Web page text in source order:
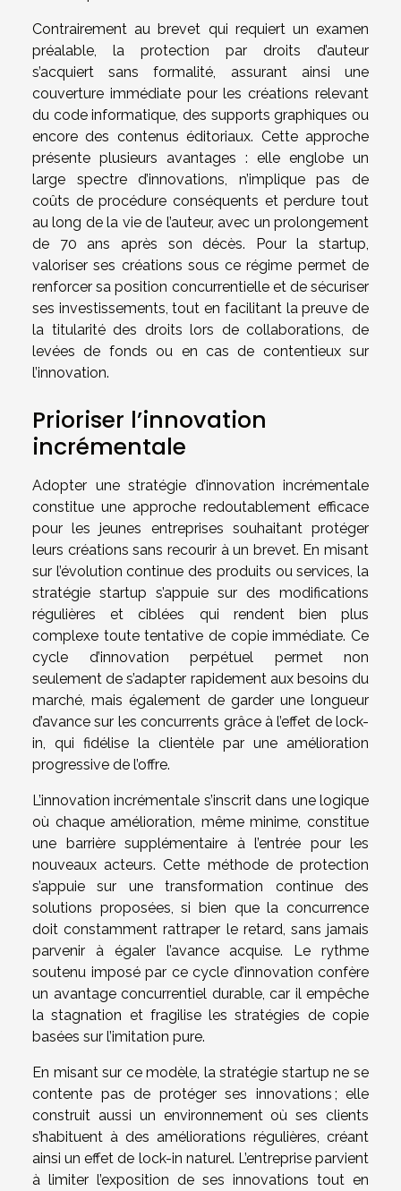
Contrairement au brevet qui requiert un examen
préalable, la protection par droits d’auteur
s’acquiert sans formalité, assurant ainsi une
couverture immédiate pour les créations relevant
du code informatique, des supports graphiques ou
encore des contenus éditoriaux. Cette approche
présente plusieurs avantages : elle englobe un
large spectre d’innovations, n’implique pas de
coûts de procédure conséquents et perdure tout
au long de la vie de l’auteur, avec un prolongement
de 70 ans après son décès. Pour la startup,
valoriser ses créations sous ce régime permet de
renforcer sa position concurrentielle et de sécuriser
ses investissements, tout en facilitant la preuve de
la titularité des droits lors de collaborations, de
levées de fonds ou en cas de contentieux sur
l’innovation.
Prioriser l’innovation
incrémentale
Adopter une stratégie d’innovation incrémentale
constitue une approche redoutablement efficace
pour les jeunes entreprises souhaitant protéger
leurs créations sans recourir à un brevet. En misant
sur l’évolution continue des produits ou services, la
stratégie startup s’appuie sur des modifications
régulières et ciblées qui rendent bien plus
complexe toute tentative de copie immédiate. Ce
cycle d’innovation perpétuel permet non
seulement de s’adapter rapidement aux besoins du
marché, mais également de garder une longueur
d’avance sur les concurrents grâce à l’effet de lock-
in, qui fidélise la clientèle par une amélioration
progressive de l’offre.
L’innovation incrémentale s’inscrit dans une logique
où chaque amélioration, même minime, constitue
une barrière supplémentaire à l’entrée pour les
nouveaux acteurs. Cette méthode de protection
s’appuie sur une transformation continue des
solutions proposées, si bien que la concurrence
doit constamment rattraper le retard, sans jamais
parvenir à égaler l’avance acquise. Le rythme
soutenu imposé par ce cycle d’innovation confère
un avantage concurrentiel durable, car il empêche
la stagnation et fragilise les stratégies de copie
basées sur l’imitation pure.
En misant sur ce modèle, la stratégie startup ne se
contente pas de protéger ses innovations ; elle
construit aussi un environnement où ses clients
s’habituent à des améliorations régulières, créant
ainsi un effet de lock-in naturel. L’entreprise parvient
à limiter l’exposition de ses innovations tout en